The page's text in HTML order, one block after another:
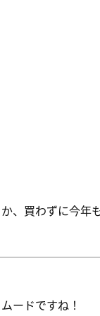
、買わずに今年
ードですね！